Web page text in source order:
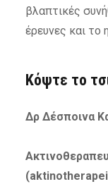
βλαπτικές
έρευνες και το
Κόψτε το
Δρ Δέσποινα
(